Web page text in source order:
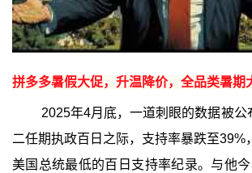
拼多多暑假大促，升温降价，全品类暑期
2025年4月底，一道刺眼的数据被公
二任期执政百日之际，支持率暴跌至39%
美国总统最低的百日支持率纪录。与他